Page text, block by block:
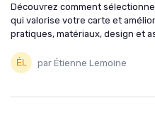
Découvrez comment
qui valorise votre carte et
pratiques, matériaux, design et
par Étienne Lemoine